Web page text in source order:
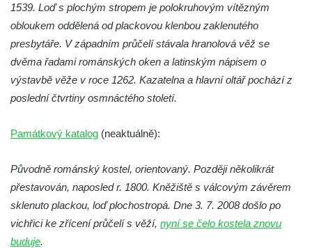
Křížová cesta Římov – XIV. kaple – U
Kaifáše (U Děvečky)
Křížová cesta Římov – XIII. kaple – U
Annáše (U Kaifáše)
Křížová cesta Římov – XII. kaple – Vodní
Křížová cesta Římov – XI. kaple – Ježíš
Křížová cesta Římov – X. kaple – U
Cedronu
Křížová cesta Římov – IX. kaple – U
chromého žida
1539. Loď s plochým stropem je polokruhovým vítězným
obloukem oddělená od plackovou klenbou zaklenutého
presbytáře. V západním průčelí stávala hranolová věž se
dvěma řadami románských oken a latinským nápisem o
výstavbě věže v roce 1262. Kazatelna a hlavní oltář pochází z
poslední čtvrtiny osmnáctého století.
Památkový katalog (neaktuálně):
Původně románský kostel, orientovaný. Později několikrát
přestavován, naposled r. 1800. Kněžiště s válcovým závěrem
sklenuto plackou, loď plochostropá. Dne 3. 7. 2008 došlo po
vichřici ke zřícení průčelí s věží, nyní se čelo kostela znovu
buduje.